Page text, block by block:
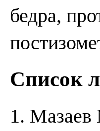
бедра,
Список
1.